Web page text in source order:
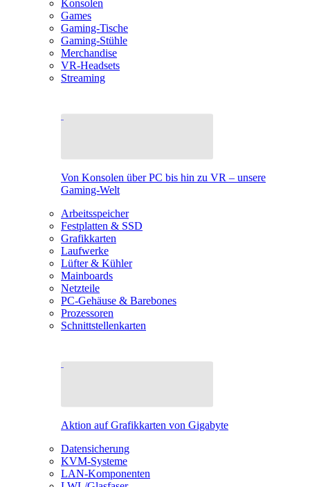
Konsolen
Games
Gaming-Tische
Gaming-Stühle
Merchandise
VR-Headsets
Streaming
Von Konsolen über PC bis hin zu VR – unsere
Gaming-Welt
Arbeitsspeicher
Festplatten & SSD
Grafikkarten
Laufwerke
Lüfter & Kühler
Mainboards
Netzteile
PC-Gehäuse & Barebones
Prozessoren
Schnittstellenkarten
Aktion auf Grafikkarten von Gigabyte
Datensicherung
KVM-Systeme
LAN-Komponenten